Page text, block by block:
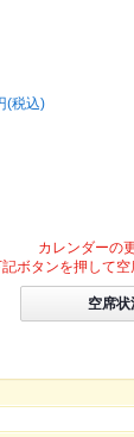
(税込)
カレンダーの
ボタンを押して空
空席